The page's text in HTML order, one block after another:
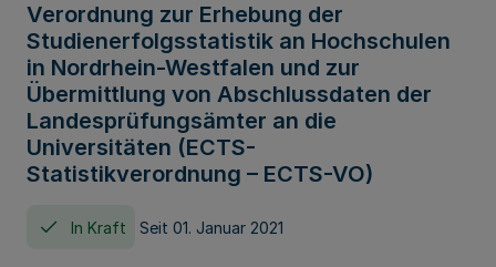
Verordnung zur Erhebung der
Studienerfolgsstatistik an Hochschulen
in Nordrhein-Westfalen und zur
Übermittlung von Abschlussdaten der
Landesprüfungsämter an die
Universitäten (ECTS-
Statistikverordnung – ECTS-VO)
In Kraft Seit 01. Januar 2021